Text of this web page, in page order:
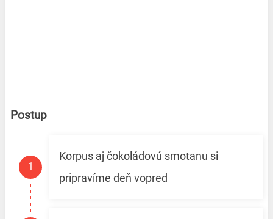
Postup
Korpus aj čokoládovú smotanu si
pripravíme deň vopred